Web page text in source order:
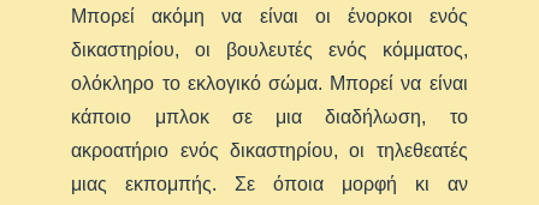
Μπορεί ακόμη να είναι οι ένορκοι ενός
δικαστηρίου, οι βουλευτές ενός κόμματος,
ολόκληρο το εκλογικό σώμα. Μπορεί να είναι
κάποιο μπλοκ σε μια διαδήλωση, το
ακροατήριο ενός δικαστηρίου, οι τηλεθεατές
μιας εκπομπής. Σε όποια μορφή κι αν